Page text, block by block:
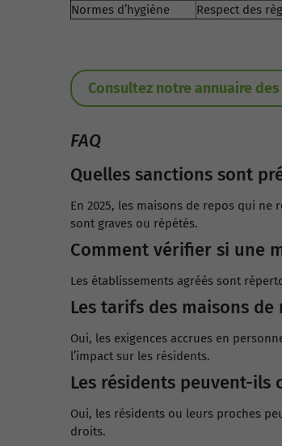
Normes d’hygiène
Respect des
Consultez notre annuaire
FAQ
Quelles sanctions sont
En 2025, les maisons de repos qui ne
sont graves ou répétés.
Comment vérifier si une
Les établissements agréés sont
Les tarifs des maisons
Oui, les exigences accrues en
l’impact sur les résidents.
Les résidents peuvent-ils
Oui, les résidents ou leurs proches
droits.